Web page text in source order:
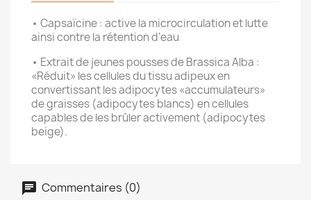
• Capsaïcine : active la microcirculation et lutte
ainsi contre la rétention d’eau
• Extrait de jeunes pousses de Brassica Alba :
«Réduit» les cellules du tissu adipeux en
convertissant les adipocytes «accumulateurs»
de graisses (adipocytes blancs) en cellules
capables de les brûler activement (adipocytes
beige).
Commentaires (0)